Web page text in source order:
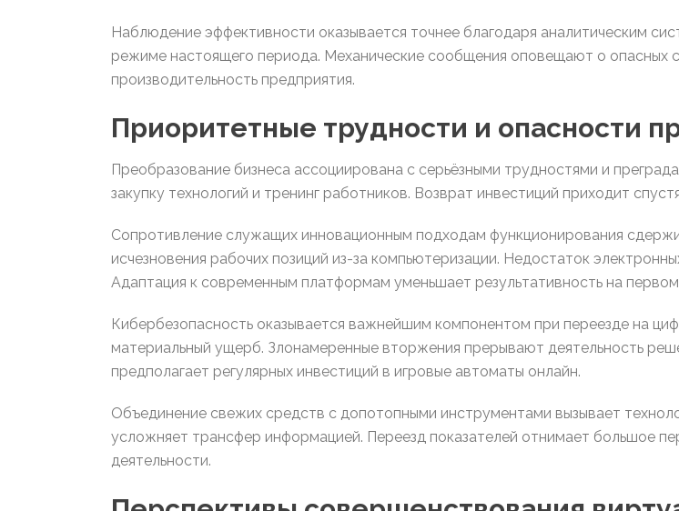
Наблюдение эффективности оказывается точнее благодаря аналитическим
режиме настоящего периода. Механические сообщения оповещают о опасных
производительность предприятия.
Приоритетные трудности и опасности
Преобразование бизнеса ассоциирована с серьёзными трудностями и
закупку технологий и тренинг работников. Возврат инвестиций приходит
Сопротивление служащих инновационным подходам функционирования
исчезновения рабочих позиций из-за компьютеризации. Недостаток
Адаптация к современным платформам уменьшает результативность на
Кибербезопасность оказывается важнейшим компонентом при переезде на
материальный ущерб. Злонамеренные вторжения прерывают деятельность
предполагает регулярных инвестиций в игровые автоматы онлайн.
Объединение свежих средств с допотопными инструментами вызывает
усложняет трансфер информацией. Переезд показателей отнимает большое
деятельности.